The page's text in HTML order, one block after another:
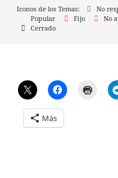
Iconos de los Temas:
No
Popular
Fijo No
Cerrado
Más